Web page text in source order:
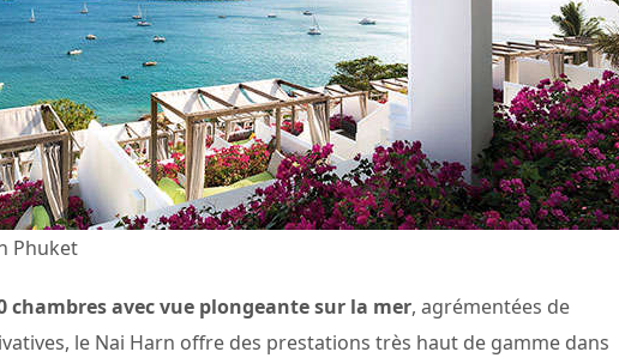
Phuket
chambres avec vue plongeante sur la mer, agrémentées de
le Nai Harn offre des prestations très haut de gamme dans